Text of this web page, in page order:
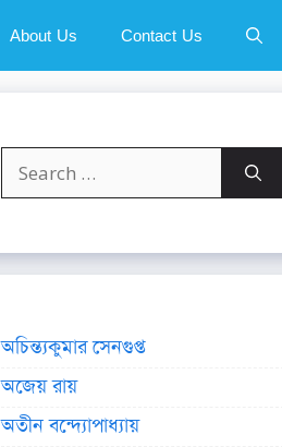
About Us Contact Us
Search
for:
অচিন্ত্যকুমার সেনগুপ্ত
অজেয় রায়
অতীন বন্দ্যোপাধ্যায়